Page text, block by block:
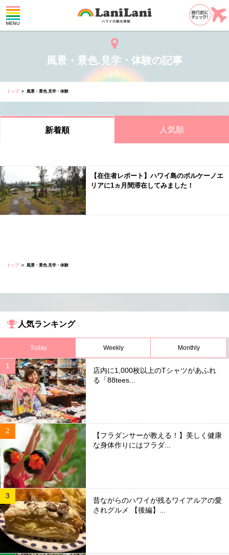
風景・景色.見学・体験の記事
（1件）
トップ 風景・景色.見学・体験
新着順 人気順
【在住者レポート】ハワイ島のボルケーノエ
リアに1ヵ月間滞在してみました！
トップ 風景・景色.見学・体験
人気ランキング
Today Weekly Monthly
店内に1,000枚以上のTシャツがあふれ
る「88tees...
【フラダンサーが教える！】美しく健康
な身体作りにはフラダ...
昔ながらのハワイが残るワイアルアの愛
されグルメ 【後編】...